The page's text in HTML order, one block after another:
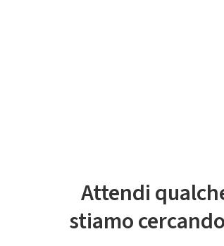
Attendi
stiamo